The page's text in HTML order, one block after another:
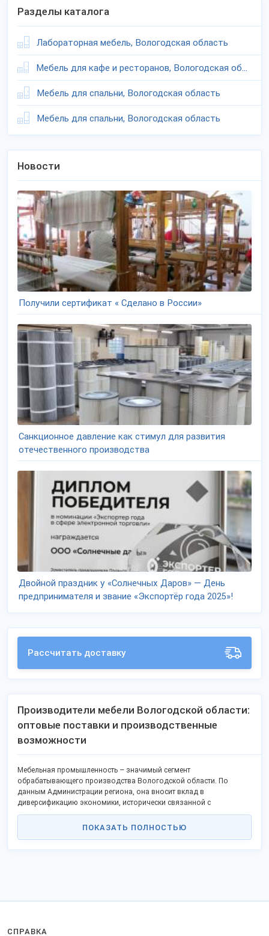
Разделы каталога
Лабораторная мебель, Вологодская область
Мебель для кафе и ресторанов, Вологодская область
Мебель для спальни, Вологодская область
Мебель для спальни, Вологодская область
Новости
Получили сертификат « Сделано в России»
Санкционное давление как стимул для развития
отечественного производства
Двойной праздник у «Солнечных Даров» — День
предпринимателя и звание «Экспортёр года 2025»!
Рассчитать доставку
Производители мебели Вологодской области:
оптовые поставки и производственные
возможности
Мебельная промышленность – значимый сегмент
обрабатывающего производства Вологодской области. По
данным Администрации региона, она вносит вклад в
диверсификацию экономики, исторически связанной с
металлургией и химией. Развитие этого сектора поддерживается
региональными программами импортозамещения, что создает
металлические каркасы для офисной и общественной мебели,
окраски.
ПОКАЗАТЬ ПОЛНОСТЬЮ
СПРАВКА